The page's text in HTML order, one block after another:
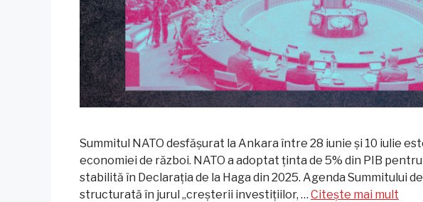
Summitul NATO desfășurat la Ankara între 28 iunie și 10 iulie
economiei de război. NATO a adoptat ținta de 5% din PIB
stabilită în Declarația de la Haga din 2025. Agenda Summitului
structurată în jurul „creșterii investițiilor, … Citește mai mult